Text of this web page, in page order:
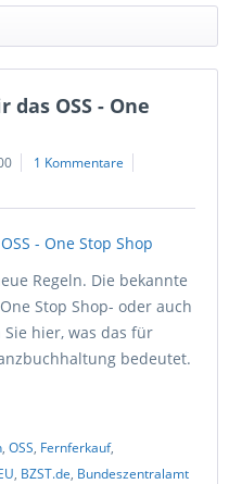
OSS - One
1 Kommentare
Regeln. Die bekannte
Stop Shop- oder auch
Sie hier, was das für
bedeutet.
, OSS, Fernferkauf,
, BZST.de, Bundeszentralamt